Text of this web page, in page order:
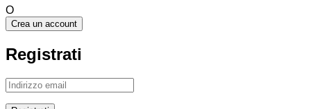
O
Crea un account
Registrati